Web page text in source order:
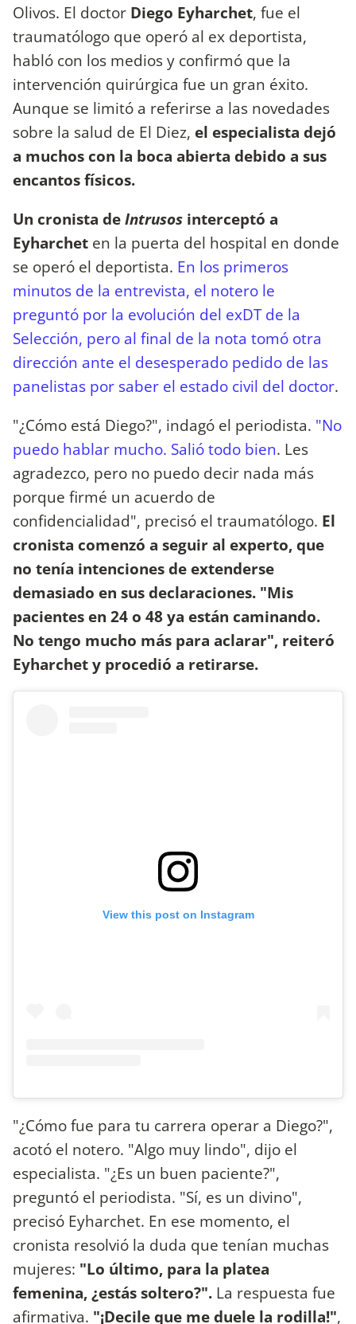
Olivos. El doctor Diego Eyharchet, fue el
traumatólogo que operó al ex deportista,
habló con los medios y confirmó que la
intervención quirúrgica fue un gran éxito.
Aunque se limitó a referirse a las novedades
sobre la salud de El Diez, el especialista dejó
a muchos con la boca abierta debido a sus
encantos físicos.
Un cronista deIntrusos interceptó a
Eyharchet en la puerta del hospital en donde
se operó el deportista. En los primeros
minutos de la entrevista, el notero le
preguntó por la evolución del exDT de la
Selección, pero al final de la nota tomó otra
dirección ante el desesperado pedido de las
panelistas por saber el estado civil del doctor.
"¿Cómo está Diego?", indagó el periodista. "No
puedo hablar mucho. Salió todo bien. Les
agradezco, pero no puedo decir nada más
porque firmé un acuerdo de
confidencialidad", precisó el traumatólogo. El
cronista comenzó a seguir al experto, que
no tenía intenciones de extenderse
demasiado en sus declaraciones. "Mis
pacientes en 24 o 48 ya están caminando.
No tengo mucho más para aclarar", reiteró
Eyharchet y procedió a retirarse.
View this post on Instagram
"¿Cómo fue para tu carrera operar a Diego?",
acotó el notero. "Algo muy lindo", dijo el
especialista. "¿Es un buen paciente?",
preguntó el periodista. "Sí, es un divino",
precisó Eyharchet. En ese momento, el
cronista resolvió la duda que tenían muchas
mujeres: "Lo último, para la platea
femenina, ¿estás soltero?". La respuesta fue
afirmativa. "¡Decile que me duele la rodilla!",